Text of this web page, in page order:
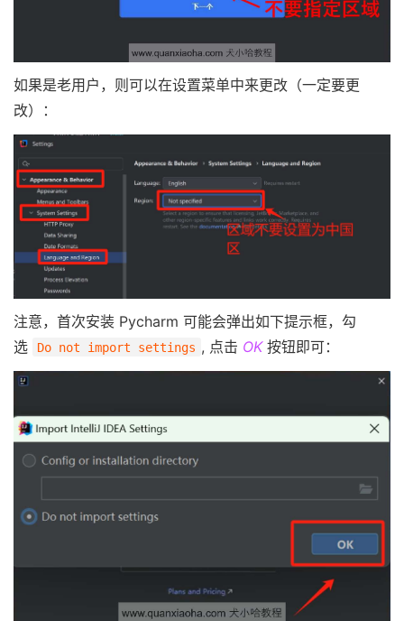
如果是老用户，则可以在设置菜单中来更改（一定要更
改）：
注意，首次安装 Pycharm 可能会弹出如下提示框，勾
选
Do not import settings , 点击 OK按钮即可：